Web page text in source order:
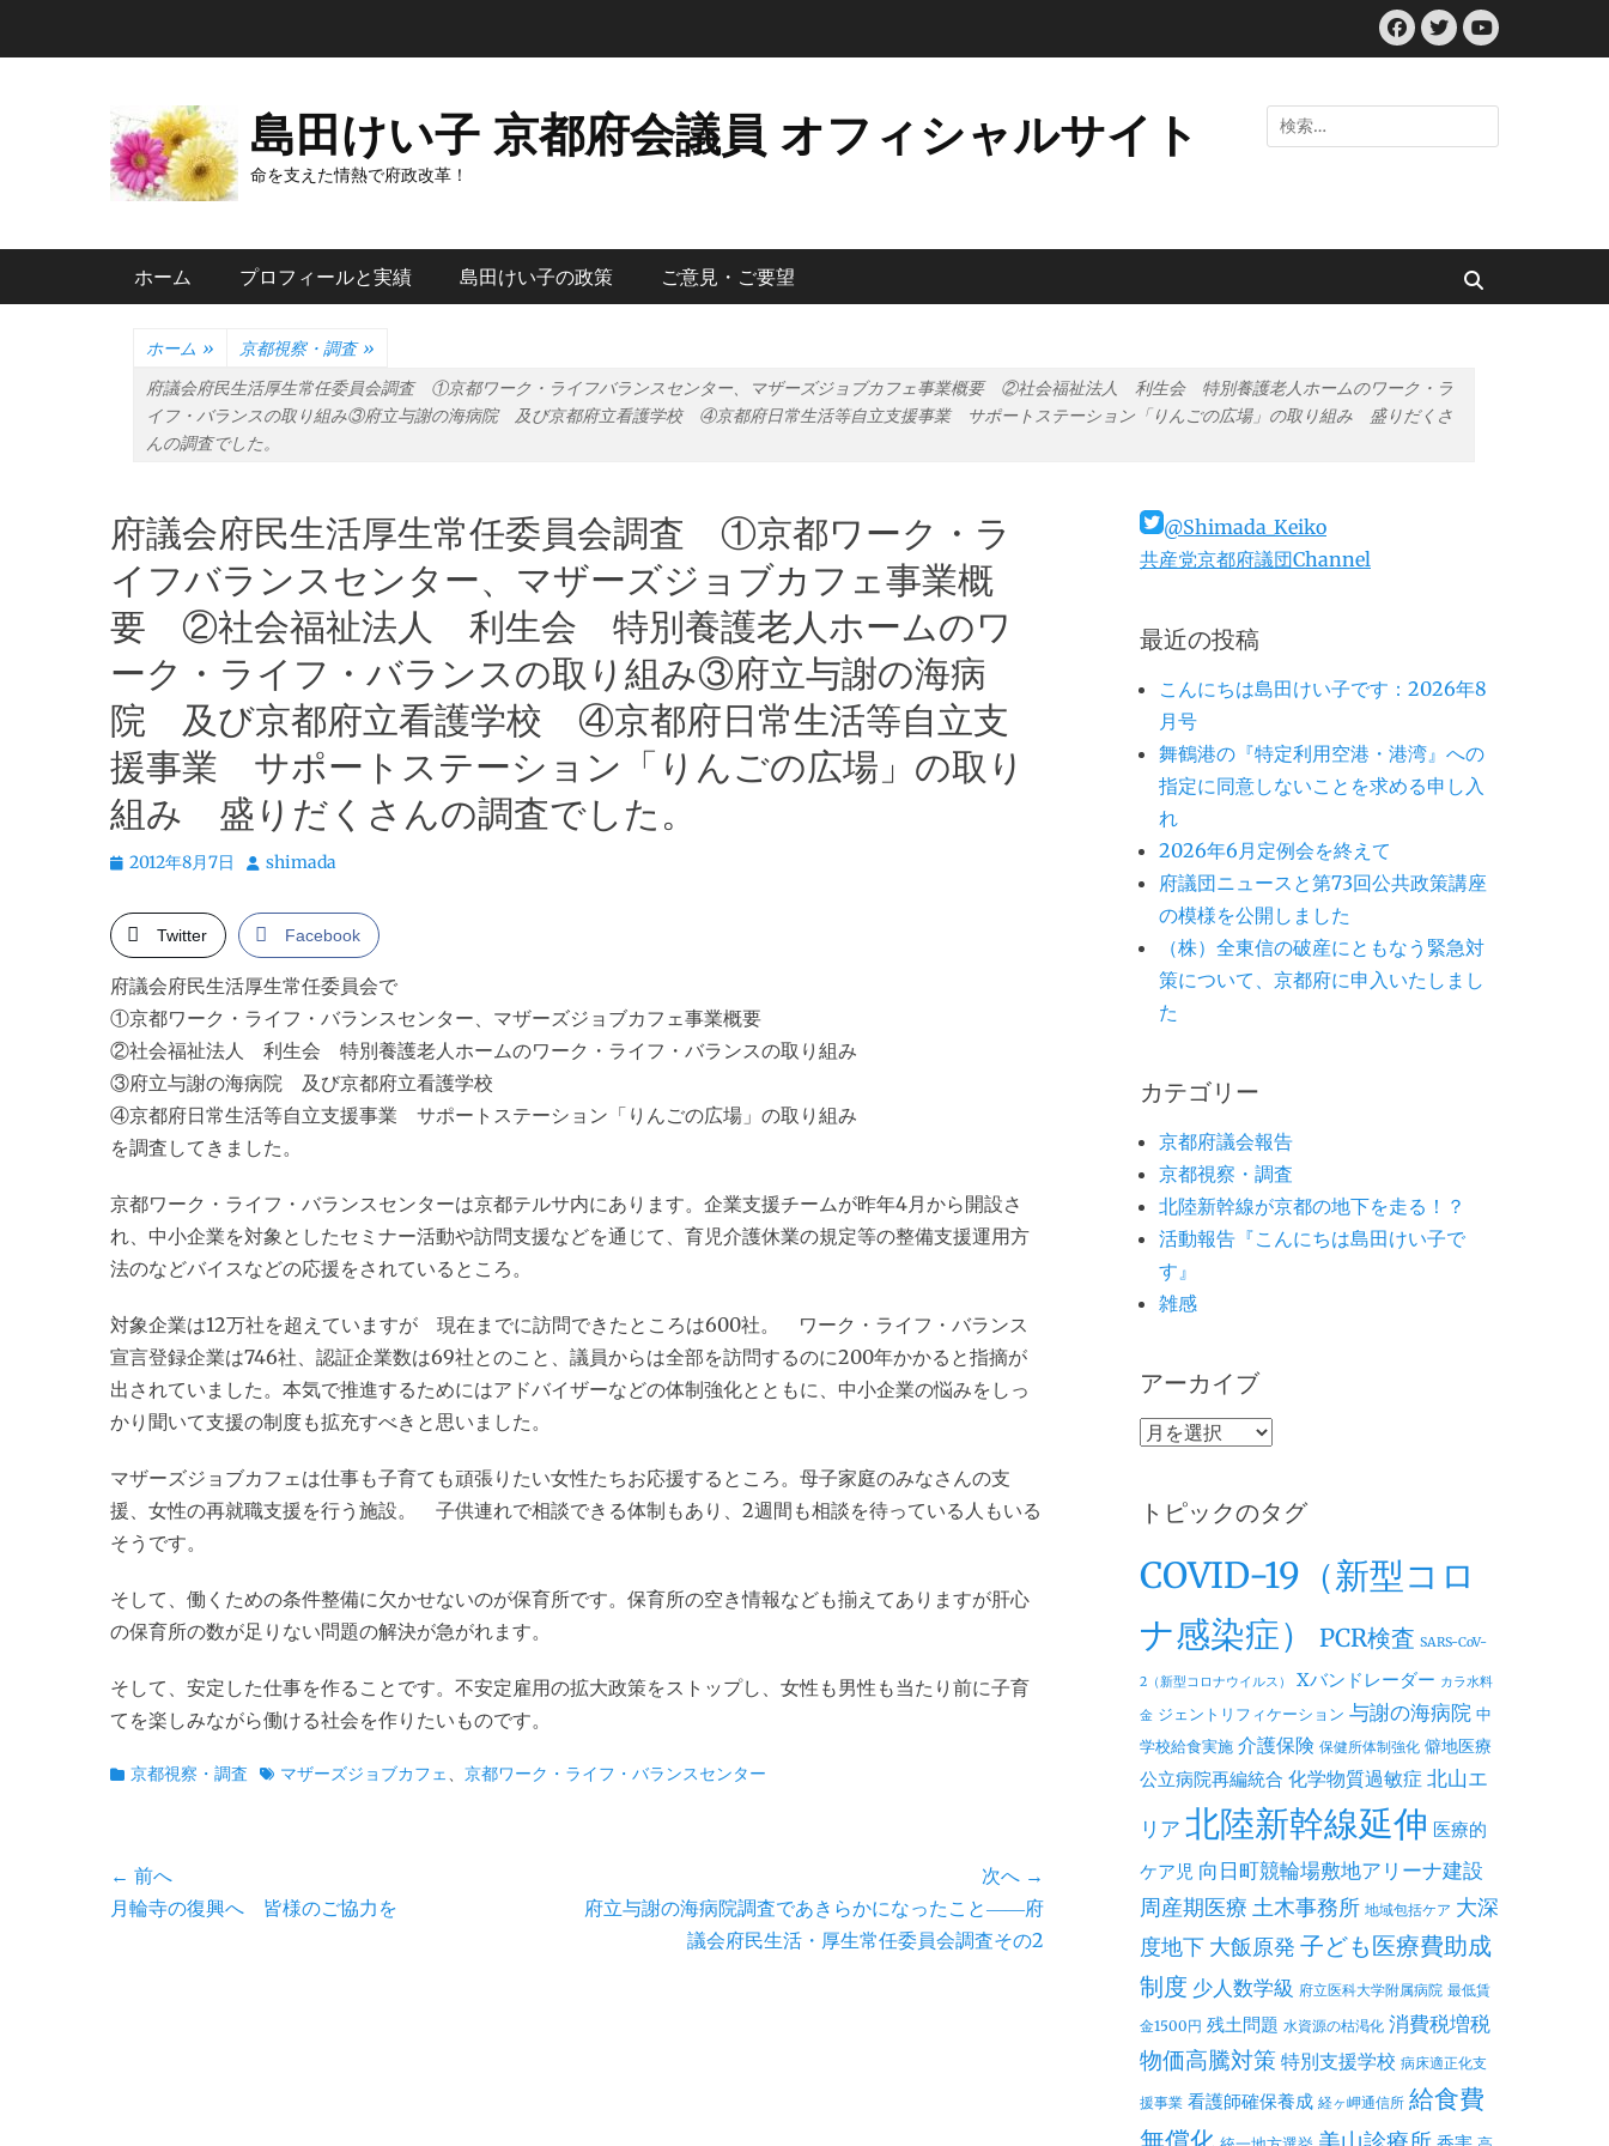
プ
Facebook
Twitter
YouTube
島田けい子 京都府会議員 オフィシャルサイト
命を支えた情熱で府政改革！
検
索:
メインメニュー
ホーム プロフィールと実績 島田けい子の政策 ご意見・ご要望
ホーム » 京都視察・調査 »
府議会府民生活厚生常任委員会調査 ①京都ワーク・ライフバランスセンター、マザーズジョブカフェ事業概要 ②社会福祉法人 利生会 特別養護老人ホームのワーク・ラ
イフ・バランスの取り組み③府立与謝の海病院 及び京都府立看護学校 ④京都府日常生活等自立支援事業 サポートステーション「りんごの広場」の取り組み 盛りだくさ
んの調査でした。
府議会府民生活厚生常任委員会調査 ①京都ワーク・ラ
イフバランスセンター、マザーズジョブカフェ事業概
要 ②社会福祉法人 利生会 特別養護老人ホームのワ
ーク・ライフ・バランスの取り組み③府立与謝の海病
院 及び京都府立看護学校 ④京都府日常生活等自立支
援事業 サポートステーション「りんごの広場」の取り
組み 盛りだくさんの調査でした。
投
日
2012年8月7日
投
者
shimada
Twitter Facebook
府議会府民生活厚生常任委員会で
①京都ワーク・ライフ・バランスセンター、マザーズジョブカフェ事業概要
②社会福祉法人 利生会 特別養護老人ホームのワーク・ライフ・バランスの取り組み
③府立与謝の海病院 及び京都府立看護学校
④京都府日常生活等自立支援事業 サポートステーション「りんごの広場」の取り組み
を調査してきました。
京都ワーク・ライフ・バランスセンターは京都テルサ内にあります。企業支援チームが昨年4月から開設さ
れ、中小企業を対象としたセミナー活動や訪問支援などを通じて、育児介護休業の規定等の整備支援運用方
法のなどバイスなどの応援をされているところ。
対象企業は12万社を超えていますが 現在までに訪問できたところは600社。 ワーク・ライフ・バランス
宣言登録企業は746社、認証企業数は69社とのこと、議員からは全部を訪問するのに200年かかると指摘が
出されていました。本気で推進するためにはアドバイザーなどの体制強化とともに、中小企業の悩みをしっ
かり聞いて支援の制度も拡充すべきと思いました。
マザーズジョブカフェは仕事も子育ても頑張りたい女性たちお応援するところ。母子家庭のみなさんの支
援、女性の再就職支援を行う施設。 子供連れで相談できる体制もあり、2週間も相談を待っている人もいる
そうです。
そして、働くための条件整備に欠かせないのが保育所です。保育所の空き情報なども揃えてありますが肝心
の保育所の数が足りない問題の解決が急がれます。
そして、安定した仕事を作ることです。不安定雇用の拡大政策をストップし、女性も男性も当たり前に子育
てを楽しみながら働ける社会を作りたいものです。
カ
ー
京都視察・調査
タ マザーズジョブカフェ、 京都ワーク・ライフ・バランスセンター
投
稿
← 前へ
前
月輪寺の復興へ 皆様のご協力を
次へ →
次
府立与謝の海病院調査であきらかになったこと――府
議会府民生活・厚生常任委員会調査その2
@Shimada_Keiko
共産党京都府議団Channel
最近の投稿
こんにちは島田けい子です：2026年8
月号
舞鶴港の『特定利用空港・港湾』への
指定に同意しないことを求める申し入
れ
2026年6月定例会を終えて
府議団ニュースと第73回公共政策講座
の模様を公開しました
（株）全東信の破産にともなう緊急対
策について、京都府に申入いたしまし
た
カテゴリー
京都府議会報告
京都視察・調査
北陸新幹線が京都の地下を走る！？
活動報告『こんにちは島田けい子で
す』
雑感
アーカイブ
ア
イ
ブ
トピックのタグ
COVID-19（新型コロ
ナ感染症）
PCR検査 SARS-CoV-
2（新型コロナウイルス） Xバンドレーダー カラ水料
金 ジェントリフィケーション 与謝の海病院 中
学校給食実施 介護保険 保健所体制強化 僻地医療
公立病院再編統合 化学物質過敏症 北山エ
リア 北陸新幹線延伸 医療的
ケア児 向日町競輪場敷地アリーナ建設
周産期医療 土木事務所 地域包括ケア 大深
度地下 大飯原発 子ども医療費助成
制度 少人数学級 府立医科大学附属病院 最低賃
金1500円 残土問題 水資源の枯渇化 消費税増税
物価高騰対策 特別支援学校 病床適正化支
援事業 看護師確保養成 経ヶ岬通信所 給食費